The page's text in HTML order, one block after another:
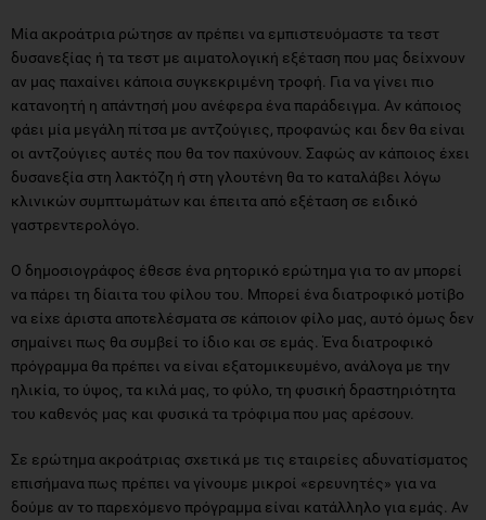
Μία ακροάτρια ρώτησε αν πρέπει να εμπιστευόμαστε τα τεστ
δυσανεξίας ή τα τεστ με αιματολογική εξέταση που μας δείχνουν
αν μας παχαίνει κάποια συγκεκριμένη τροφή. Για να γίνει πιο
κατανοητή η απάντησή μου ανέφερα ένα παράδειγμα. Αν κάποιος
φάει μία μεγάλη πίτσα με αντζούγιες, προφανώς και δεν θα είναι
οι αντζούγιες αυτές που θα τον παχύνουν. Σαφώς αν κάποιος έχει
δυσανεξία στη λακτόζη ή στη γλουτένη θα το καταλάβει λόγω
κλινικών συμπτωμάτων και έπειτα από εξέταση σε ειδικό
γαστρεντερολόγο.
Ο δημοσιογράφος έθεσε ένα ρητορικό ερώτημα για το αν μπορεί
να πάρει τη δίαιτα του φίλου του. Μπορεί ένα διατροφικό μοτίβο
να είχε άριστα αποτελέσματα σε κάποιον φίλο μας, αυτό όμως δεν
σημαίνει πως θα συμβεί το ίδιο και σε εμάς. Ένα διατροφικό
πρόγραμμα θα πρέπει να είναι εξατομικευμένο, ανάλογα με την
ηλικία, το ύψος, τα κιλά μας, το φύλο, τη φυσική δραστηριότητα
του καθενός μας και φυσικά τα τρόφιμα που μας αρέσουν.
Σε ερώτημα ακροάτριας σχετικά με τις εταιρείες αδυνατίσματος
επισήμανα πως πρέπει να γίνουμε μικροί «ερευνητές» για να
δούμε αν το παρεχόμενο πρόγραμμα είναι κατάλληλο για εμάς. Αν